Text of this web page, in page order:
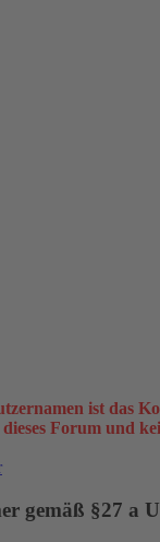
ist das
Forum und
gemäß §27 a